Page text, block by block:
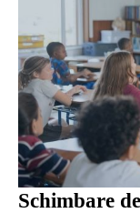
Schimbare